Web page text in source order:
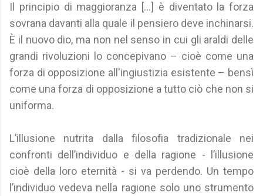
Il principio di maggioranza [...] è diventato la forza
sovrana davanti alla quale il pensiero deve inchinarsi.
È il nuovo dio, ma non nel senso in cui gli araldi delle
grandi rivoluzioni lo concepivano – cioè come una
forza di opposizione all'ingiustizia esistente – bensì
come una forza di opposizione a tutto ciò che non si
uniforma.
L’illusione nutrita dalla filosofia tradizionale nei
confronti dell’individuo e della ragione - l’illusione
cioè della loro eternità - si va perdendo. Un tempo
l’individuo vedeva nella ragione solo uno strumento